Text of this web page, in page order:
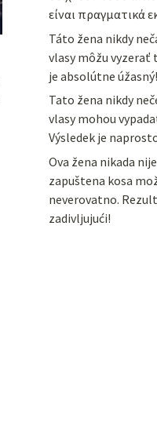
είναι πραγματικά
Táto žena nikdy
vlasy môžu vyzerať
je absolútne úžasný!
Tato žena nikdy
vlasy mohou
Výsledek je
Ova žena nikada
zapuštena kosa
neverovatno.
zadivljujući!